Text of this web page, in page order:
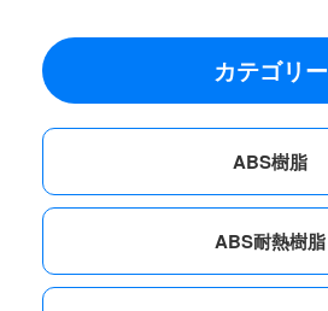
カテゴリー
ABS樹脂
ABS耐熱樹脂